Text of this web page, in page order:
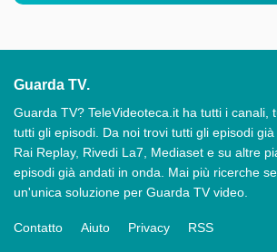
Guarda TV.
Guarda TV? TeleVideoteca.it ha tutti i canali,
tutti gli episodi. Da noi trovi tutti gli episodi
Rai Replay, Rivedi La7, Mediaset e su altre
episodi già andati in onda. Mai più ricerche
un'unica soluzione per Guarda TV video.
Contatto Aiuto Privacy RSS